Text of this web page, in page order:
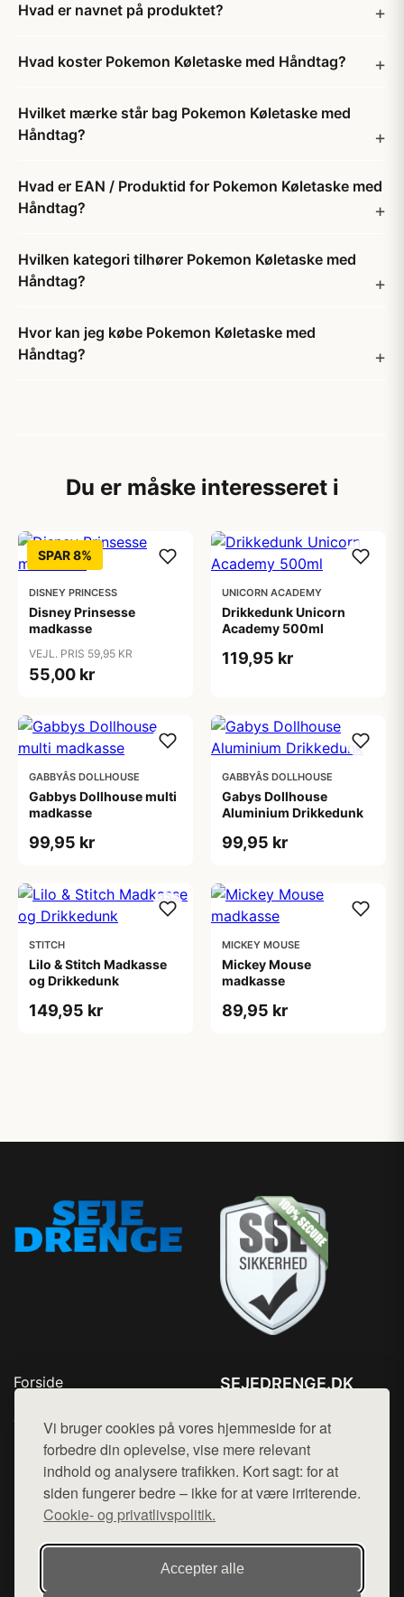
Vi bruger cookies på vores hjemmeside for at
forbedre din oplevelse, vise mere relevant
indhold og analysere trafikken. Kort sagt: for at
siden fungerer bedre – ikke for at være irriterende.
Cookie- og privatlivspolitik.
Accepter alle
Hvad er navnet på produktet?
Hvad koster Pokemon Køletaske med Håndtag?
Hvilket mærke står bag Pokemon Køletaske med
Håndtag?
Hvad er EAN / Produktid for Pokemon Køletaske med
Håndtag?
Hvilken kategori tilhører Pokemon Køletaske med
Håndtag?
Hvor kan jeg købe Pokemon Køletaske med
Håndtag?
Du er måske interesseret i
SPAR 8%
DISNEY PRINCESS
Disney Prinsesse
madkasse
VEJL. PRIS 59,95 KR
55,00 kr
UNICORN ACADEMY
Drikkedunk Unicorn
Academy 500ml
119,95 kr
GABBYÂS DOLLHOUSE
Gabbys Dollhouse multi
madkasse
99,95 kr
GABBYÂS DOLLHOUSE
Gabys Dollhouse
Aluminium Drikkedunk
99,95 kr
STITCH
Lilo & Stitch Madkasse
og Drikkedunk
149,95 kr
MICKEY MOUSE
Mickey Mouse
madkasse
89,95 kr
Forside
Top Rabatter
Kontakt
SEJEDRENGE.DK
Mail: hej@want.dk
Cookie- og privatlivspolitik
Denne side er en del af want.dk, der udgiver en række
hjemmesider med præsentation af forskellige produkter fra